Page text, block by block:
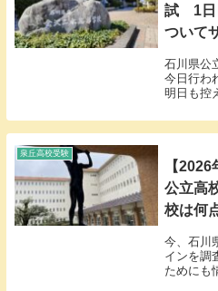
試 1日
ついて
石川県公
今日行わ
明日も控
は漢字で
問、計8
泉丘高校受験
【
公立高
校は何
ントあ
今、石川
インを調
ためにも